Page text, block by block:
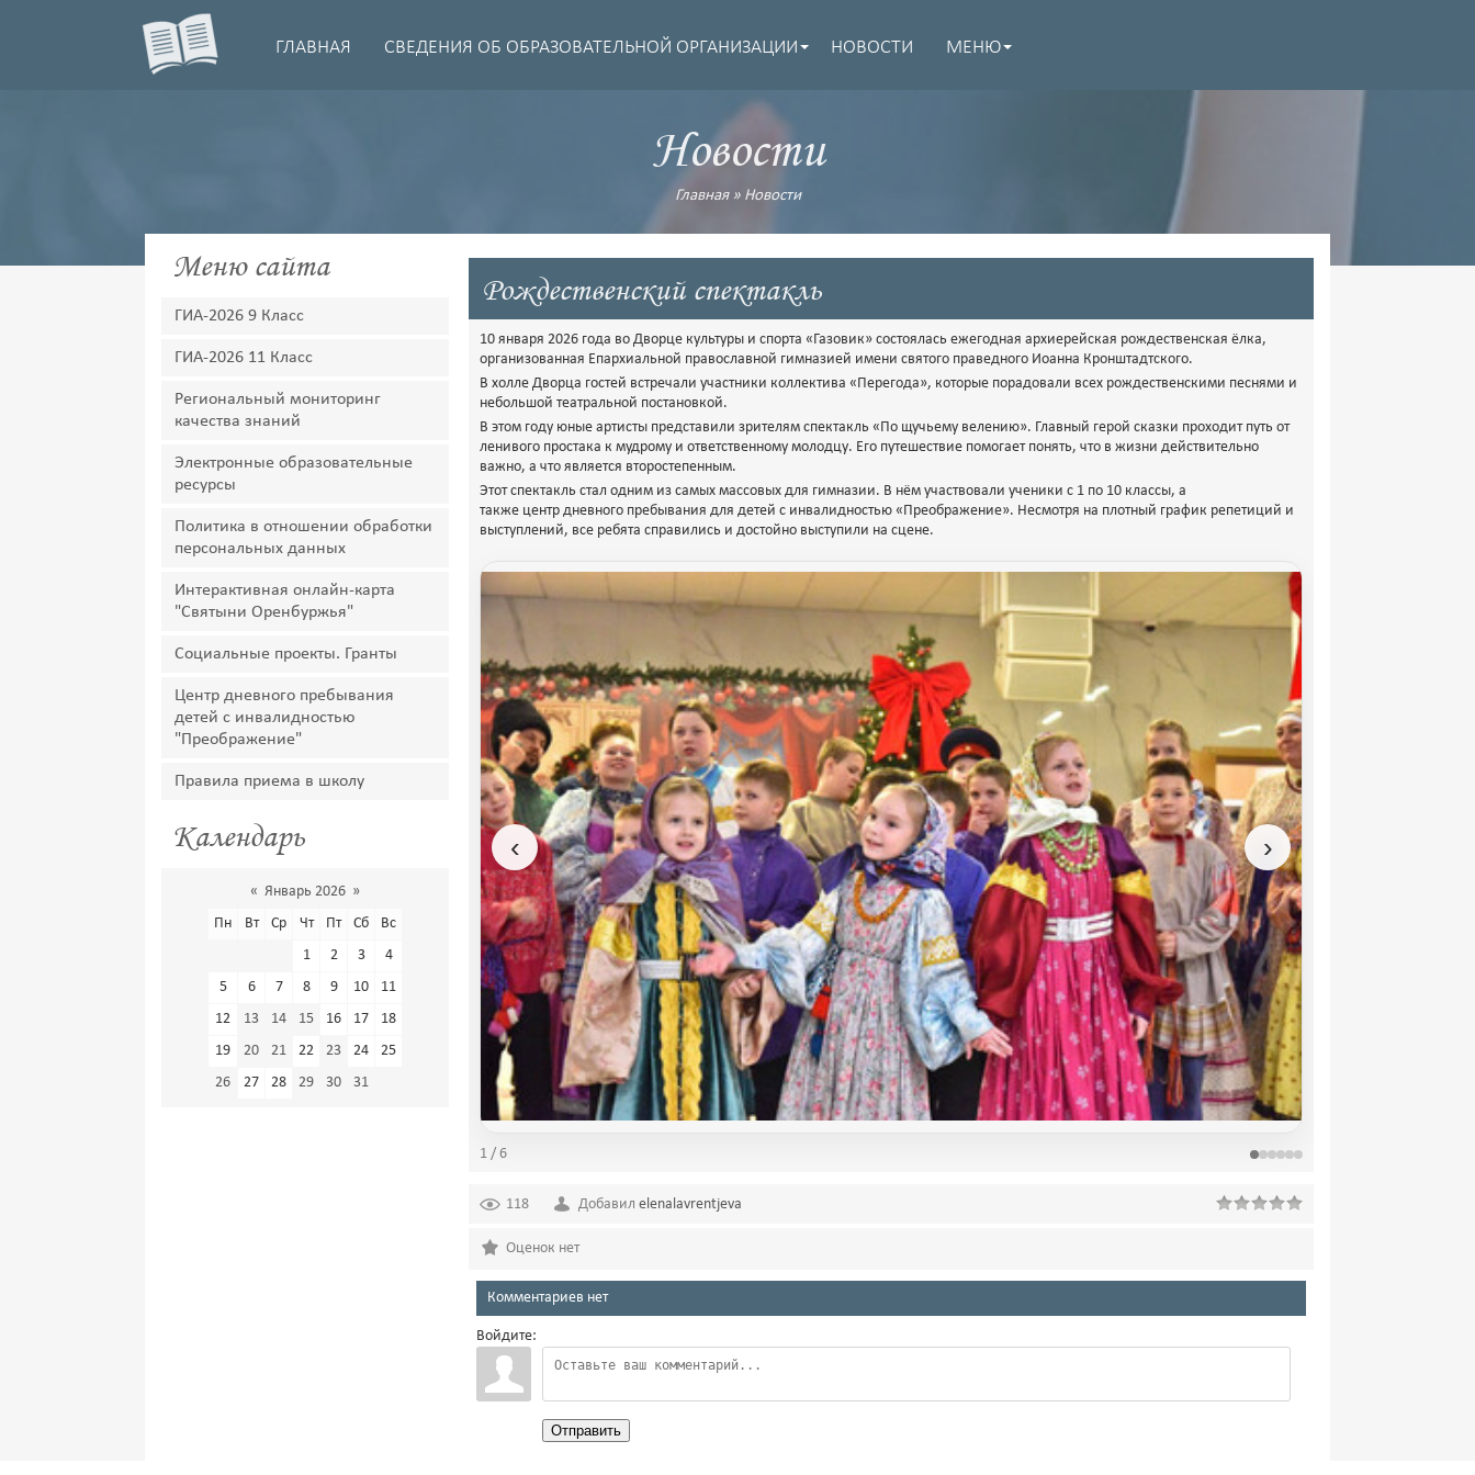
ГЛАВНАЯ СВЕДЕНИЯ ОБ ОБРАЗОВАТЕЛЬНОЙ ОРГАНИЗАЦИИ НОВОСТИ МЕНЮ
Новости
Главная» Новости
Меню сайта
ГИА-2026 9 Класс
ГИА-2026 11 Класс
Региональный мониторинг
качества знаний
Электронные образовательные
ресурсы
Политика в отношении обработки
персональных данных
Интерактивная онлайн-карта
"Святыни Оренбуржья"
Социальные проекты. Гранты
Центр дневного пребывания
детей с инвалидностью
"Преображение"
Правила приема в школу
Календарь
« Январь 2026 »
Пн
Вт Ср Чт Пт Сб
Вс
1
2 3
4
5
6 7 8 9 10
11
12
13 14 15 16 17
18
19
20 21 22 23 24
25
26
27 28 29 30 31
Рождественский спектакль
10 января 2026 года во Дворце культуры и спорта «Газовик» состоялась ежегодная архиерейская рождественская ёлка,
организованная Епархиальной православной гимназией имени святого праведного Иоанна Кронштадтского.
В холле Дворца гостей встречали участники коллектива «Перегода», которые порадовали всех рождественскими песнями и
небольшой театральной постановкой.
В этом году юные артисты представили зрителям спектакль «По щучьему велению». Главный герой сказки проходит путь от
ленивого простака к мудрому и ответственному молодцу. Его путешествие помогает понять, что в жизни действительно
важно, а что является второстепенным.
Этот спектакль стал одним из самых массовых для гимназии. В нём участвовали ученики с 1 по 10 классы, а
также центр дневного пребывания для детей с инвалидностью «Преображение». Несмотря на плотный график репетиций и
выступлений, все ребята справились и достойно выступили на сцене.
‹ ›
1 / 6
118 Добавил elenalavrentjeva
Оценок нет
Комментариев нет
Войдите:
Отправить